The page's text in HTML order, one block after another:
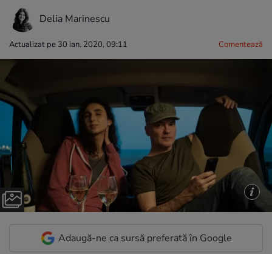
Delia Marinescu
Actualizat pe 30 ian. 2020, 09:11 Comentează
Adaugă-ne ca sursă preferată în Google